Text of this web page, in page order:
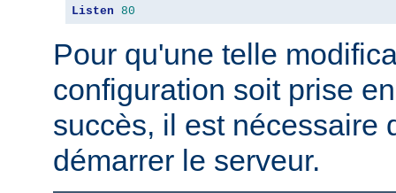
Listen 80
Pour qu'une telle
configuration soit prise
succès, il est nécessaire
démarrer le serveur.